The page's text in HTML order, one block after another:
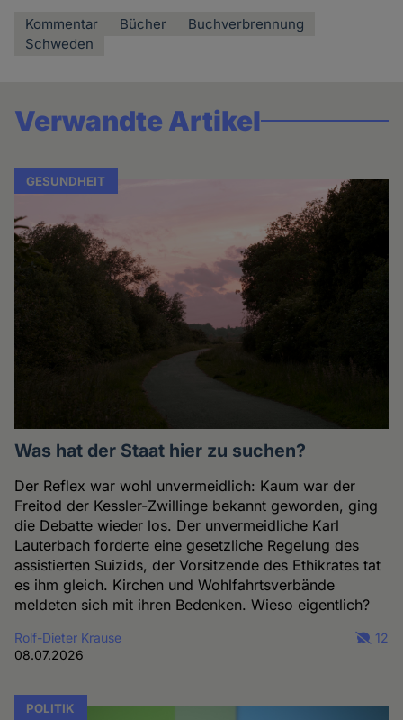
Kommentar Bücher
Buchverbrennung
Schweden
Verwandte Artikel
GESUNDHEIT
Was hat der Staat hier zu suchen?
Der Reflex war wohl unvermeidlich: Kaum war der
Freitod der Kessler-Zwillinge bekannt geworden, ging
die Debatte wieder los. Der unvermeidliche Karl
Lauterbach forderte eine gesetzliche Regelung des
assistierten Suizids, der Vorsitzende des Ethikrates tat
es ihm gleich. Kirchen und Wohlfahrtsverbände
meldeten sich mit ihren Bedenken. Wieso eigentlich?
Rolf-Dieter Krause
08.07.2026
12
POLITIK